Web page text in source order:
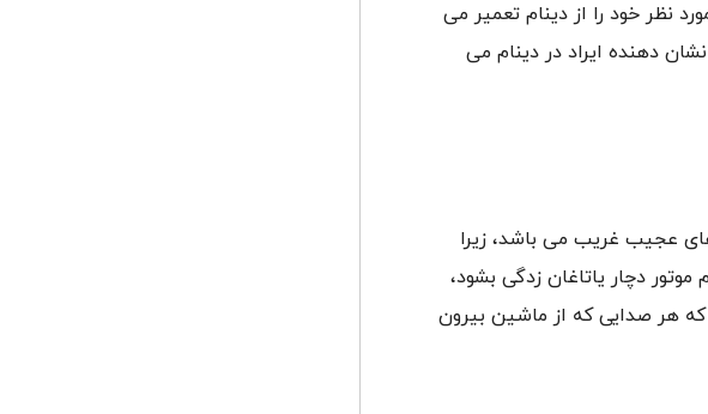
نظر خود را از دینام تعمیر می
دهنده ایراد در دینام می
عجیب غریب می باشد، زیرا
دچار یاتاغان زدگی بشود،
که هر صدایی که از ماشین بیرون